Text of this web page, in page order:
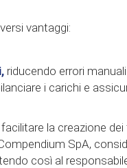
vantaggi:
riducendo errori
i carichi e
la creazione dei
SpA,
così al